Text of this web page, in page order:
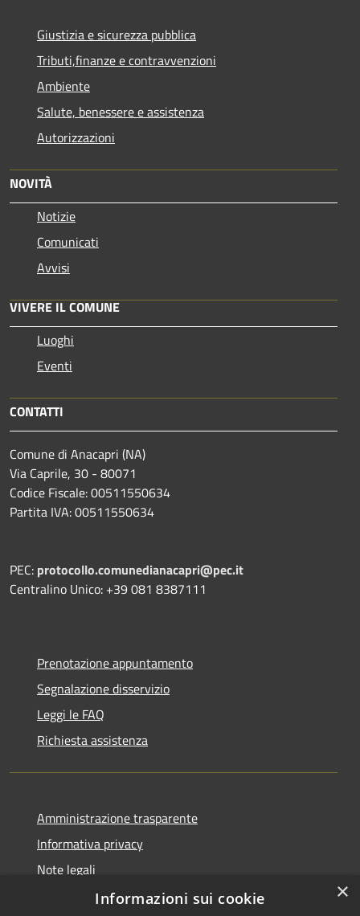
Giustizia e sicurezza pubblica
Tributi,finanze e contravvenzioni
Ambiente
Salute, benessere e assistenza
Autorizzazioni
NOVITÀ
Notizie
Comunicati
Avvisi
VIVERE IL COMUNE
Luoghi
Eventi
CONTATTI
Comune di Anacapri (NA)
Via Caprile, 30 - 80071
Codice Fiscale: 00511550634
Partita IVA: 00511550634
PEC: protocollo.comunedianacapri@pec.it
Centralino Unico: +39 081 8387111
Prenotazione appuntamento
Segnalazione disservizio
Leggi le FAQ
Richiesta assistenza
Amministrazione trasparente
Informativa privacy
Note legali
Dichiarazione di accessibilità
×
Informazioni sui cookie